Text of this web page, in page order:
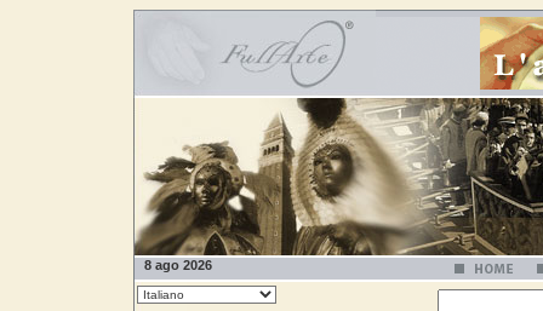
8 ago 2026